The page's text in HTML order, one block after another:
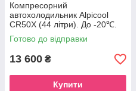
Компресорний
автохолодильник Alpicool
CR50X (44 літри). До -20℃.
(12, 24 вольт)
Готово до відправки
13 600 ₴
Купити